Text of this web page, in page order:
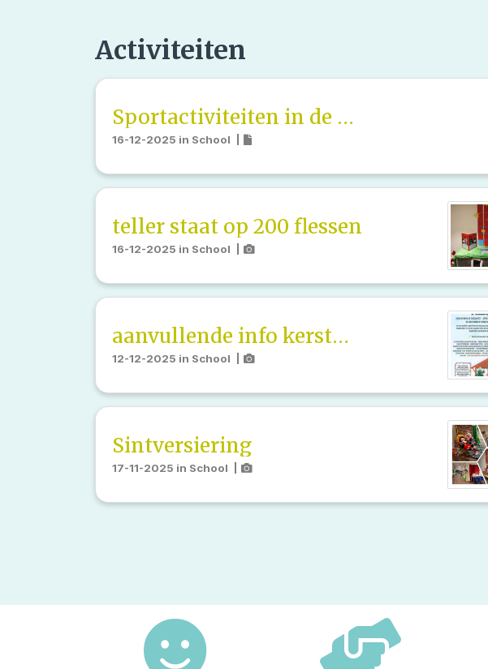
Activiteiten
Sportactiviteiten in de Kerstvakantie
16-12-2025 in School
teller staat op 200 flessen
16-12-2025 in School
aanvullende info kerstmarkt, veiling, flessen
12-12-2025 in School
Sintversiering
17-11-2025 in School